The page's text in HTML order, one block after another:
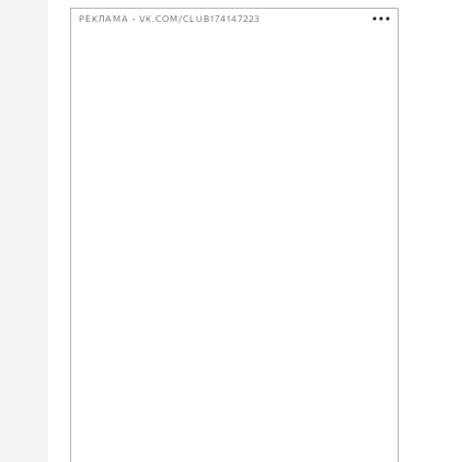
РЕКЛАМА • VK.COM/CLUB174147223